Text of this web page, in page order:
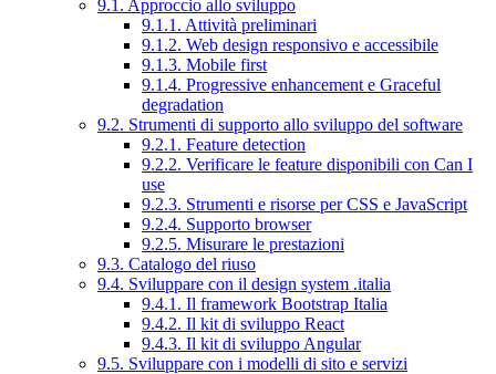
9.1. Approccio allo sviluppo
9.1.1. Attività preliminari
9.1.2. Web design responsivo e accessibile
9.1.3. Mobile first
9.1.4. Progressive enhancement e Graceful
degradation
9.2. Strumenti di supporto allo sviluppo del software
9.2.1. Feature detection
9.2.2. Verificare le feature disponibili con Can I
use
9.2.3. Strumenti e risorse per CSS e JavaScript
9.2.4. Supporto browser
9.2.5. Misurare le prestazioni
9.3. Catalogo del riuso
9.4. Sviluppare con il design system .italia
9.4.1. Il framework Bootstrap Italia
9.4.2. Il kit di sviluppo React
9.4.3. Il kit di sviluppo Angular
9.5. Sviluppare con i modelli di sito e servizi